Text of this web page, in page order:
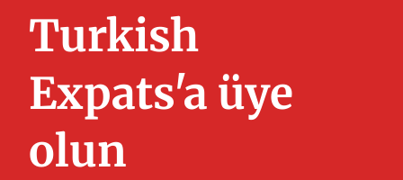
Turkish
Expats'a üye
olun